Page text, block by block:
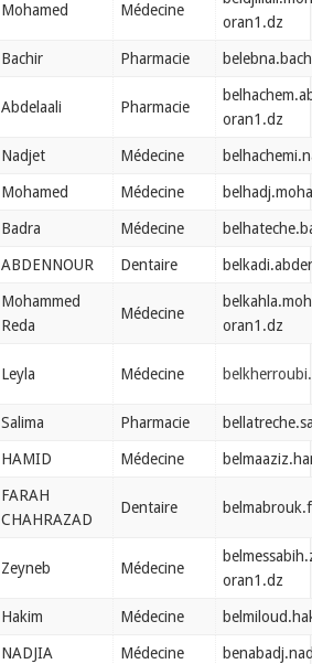
Mohamed Médecine
oran1.dz
Bachir Pharmacie
Abdelaali Pharmacie
oran1.dz
Nadjet Médecine
Mohamed Médecine
Badra Médecine
ABDENNOUR Dentaire
Mohammed
Reda
Médecine
oran1.dz
Leyla Médecine
Salima Pharmacie
HAMID Médecine
FARAH
CHAHRAZAD
Dentaire
Zeyneb Médecine
oran1.dz
Hakim Médecine
NADJIA Médecine